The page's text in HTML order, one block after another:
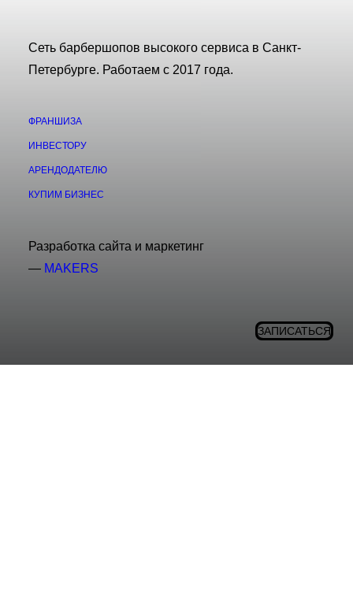
Сеть барбершопов высокого сервиса в Санкт-
Петербурге. Работаем с 2017 года.
ФРАНШИЗА
ИНВЕСТОРУ
АРЕНДОДАТЕЛЮ
КУПИМ БИЗНЕС
Разработка сайта и маркетинг
— MAKERS
ЗАПИСАТЬСЯ